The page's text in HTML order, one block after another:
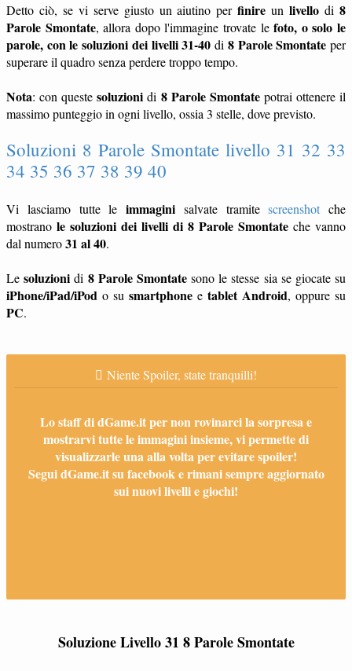
Detto ciò, se vi serve giusto un aiutino perfinire unlivello di8
Parole Smontate, allora dopo l'immagine trovate lefoto, o solo le
parole, con le soluzioni dei livelli 31-40 di 8 Parole Smontate per
superare il quadro senza perdere troppo tempo.
Nota: con questesoluzioni di 8 Parole Smontatepotrai ottenere il
massimo punteggio in ogni livello, ossia 3 stelle, dove previsto.
Soluzioni 8 Parole Smontate livello 31 32 33
34 35 36 37 38 39 40
Vi lasciamo tutte le immagini salvate tramitescreenshot che
mostrano le soluzioni dei livelli di 8 Parole Smontate che vanno
dal numero31 al 40.
Lesoluzioni di 8 Parole Smontatesono le stesse sia se giocate su
iPhone/iPad/iPod o su smartphone e tablet Android, oppure su
PC.
Niente Spoiler, state tranquilli!
Lo staff di dGame.it per non rovinarci la sorpresa e
mostrarvi tutte le immagini insieme, vi permette di
visualizzarle una alla volta per evitare spoiler!
Segui dGame.it su facebook e rimani sempre aggiornato
sui nuovi livelli e giochi!
Soluzione Livello 31 8 Parole Smontate